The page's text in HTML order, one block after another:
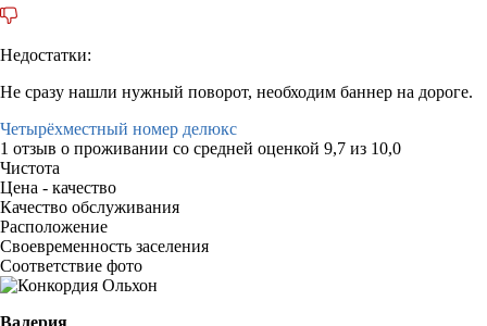
Недостатки:
Не сразу нашли нужный поворот, необходим баннер на дороге.
Четырёхместный номер делюкс
1 отзыв о проживании со средней оценкой 9,7 из 10,0
Чистота
Цена - качество
Качество обслуживания
Расположение
Своевременность заселения
Соответствие фото
Валерия